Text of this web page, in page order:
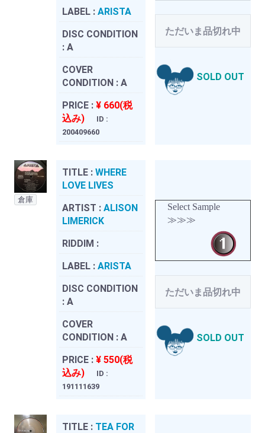
LABEL : ARISTA
DISC CONDITION
: A
COVER
CONDITION : A
PRICE : ¥ 660(税
込み)
ID :
200409660
ただいま品切れ中
SOLD OUT
倉庫
TITLE : WHERE
LOVE LIVES
ARTIST : ALISON
LIMERICK
RIDDIM :
LABEL : ARISTA
DISC CONDITION
: A
COVER
CONDITION : A
PRICE : ¥ 550(税
込み)
ID :
191111639
Select Sample
≫≫≫
ただいま品切れ中
SOLD OUT
TITLE : TEA FOR